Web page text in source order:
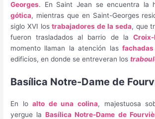
Georges. En Saint Jean se encuentra la
gótica, mientras que en Saint-Georges
siglo XVI lostrabajadores de la seda, que
fueron trasladados al barrio de la Croix-
momento llaman la atención las
edificios, en donde se entreveran los
Basílica Notre-Dame de
En loalto de una colina, majestuosa
yergue laBasílica Notre-Dame de